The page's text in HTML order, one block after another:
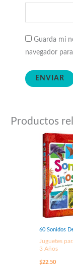
Guarda mi
navegador
Productos
60 Sonidos
Juguetes
3 Años
$22.50